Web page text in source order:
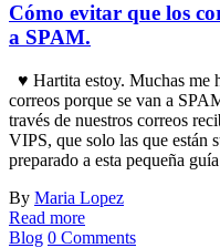
Cómo evitar que los
a SPAM.
♥ Hartita estoy. Muchas me
correos porque se van a
través de nuestros correos
VIPS, que solo las que están
preparado a esta pequeña
By Maria Lopez
Read more
Blog 0 Comments